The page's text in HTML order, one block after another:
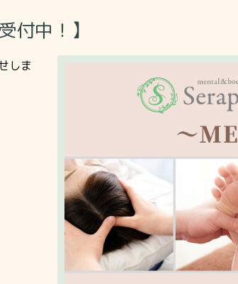
付中！】
しま